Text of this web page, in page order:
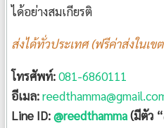
ได้อย่างสมเกียรติ
ส่งได้ทั่วประเทศ (ฟรีค่าส่งในเข
โทรศัพท์:081-6860111
อีเมล:
Line ID:@reedthamma(มีตัว